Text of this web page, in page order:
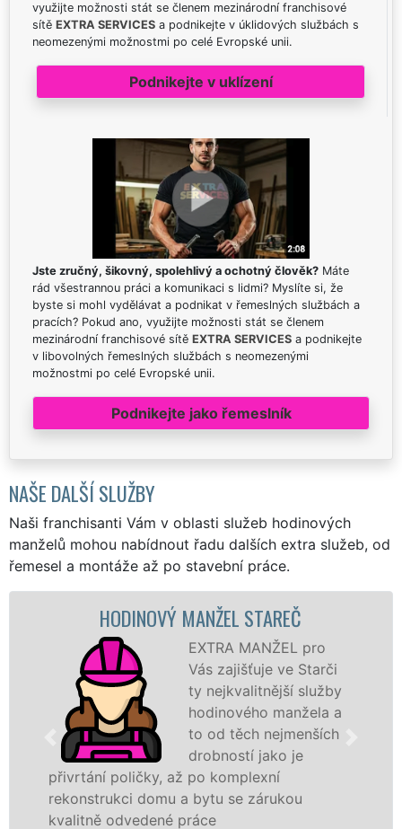
využijte možnosti stát se členem mezinárodní franchisové
sítě EXTRA SERVICES a podnikejte v úklidových službách s
neomezenými možnostmi po celé Evropské unii.
Podnikejte v uklízení
Jste zručný, šikovný, spolehlivý a ochotný člověk? Máte
rád všestrannou práci a komunikaci s lidmi? Myslíte si, že
byste si mohl vydělávat a podnikat v řemeslných službách a
pracích? Pokud ano, využijte možnosti stát se členem
mezinárodní franchisové sítě EXTRA SERVICES a podnikejte
v libovolných řemeslných službách s neomezenými
možnostmi po celé Evropské unii.
Podnikejte jako řemeslník
NAŠE DALŠÍ SLUŽBY
Naši franchisanti Vám v oblasti služeb hodinových
manželů mohou nabídnout řadu dalších extra služeb, od
řemesel a montáže až po stavební práce.
HODINOVÝ MANŽEL STAREČ
EXTRA MANŽEL pro
Vás zajišťuje ve Starči
ty nejkvalitnější služby
hodinového manžela a
to od těch nejmenších
drobností jako je
přivrtání poličky, až po komplexní
rekonstrukci domu a bytu se zárukou
kvalitně odvedené práce